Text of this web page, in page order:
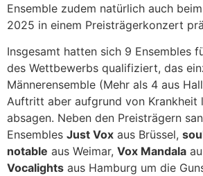
Ensemble zudem natürlich auch
2025 in einem Preisträgerkonzert
Insgesamt hatten sich 9 Ensembles
des Wettbewerbs qualifiziert, das
Männerensemble (Mehr als 4 aus
Auftritt aber aufgrund von Krankheit
absagen. Neben den Preisträgern
Ensembles Just Vox aus Brüssel,
notable aus Weimar, Vox Mandala
Vocalights aus Hamburg um die